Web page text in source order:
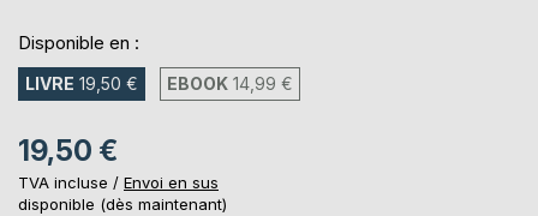
Disponible en :
LIVRE 19,50 € EBOOK 14,99 €
19,50 €
TVA incluse / Envoi en sus
disponible (dès maintenant)